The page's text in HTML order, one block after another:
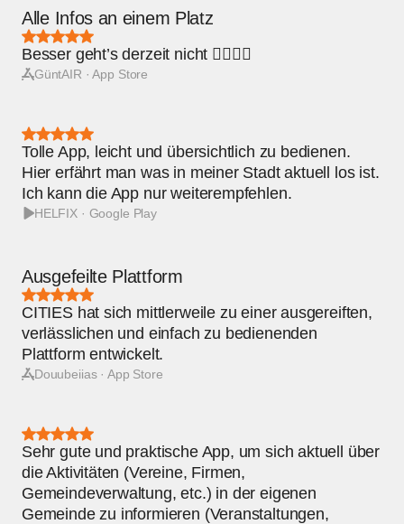
Alle Infos an einem Platz
Bewertung:
5
von
5
Sternen
Besser geht’s derzeit nicht 👍🏼💪🏼
GüntAIR · App Store
Bewertung:
5
von
5
Sternen
Tolle App, leicht und übersichtlich zu bedienen.
Hier erfährt man was in meiner Stadt aktuell los ist.
Ich kann die App nur weiterempfehlen.
HELFIX · Google Play
Ausgefeilte Plattform
Bewertung:
5
von
5
Sternen
CITIES hat sich mittlerweile zu einer ausgereiften,
verlässlichen und einfach zu bedienenden
Plattform entwickelt.
Douubeiias · App Store
Bewertung:
5
von
5
Sternen
Sehr gute und praktische App, um sich aktuell über
die Aktivitäten (Vereine, Firmen,
Gemeindeverwaltung, etc.) in der eigenen
Gemeinde zu informieren (Veranstaltungen,